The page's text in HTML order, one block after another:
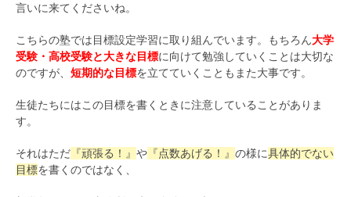
言いに来てくださいね。
こちらの塾では目標設定学習に取り組んでいます。もちろん大学
受験・高校受験と大きな目標に向けて勉強していくことは大切な
のですが、 短期的な目標を立てていくこともまた大事です。
生徒たちにはこの目標を書くときに注意していることがありま
す。
それはただ 『頑張る！』 や 『点数あげる！』 の様に具体的でない
目標を書くのではなく、